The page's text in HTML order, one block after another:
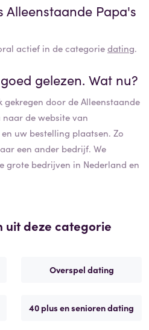
Alleenstaande Papa's
actief in de categoriedating.
gelezen. Wat nu?
gekregen door deAlleenstaande
de website van
uw bestelling plaatsen. Zo
een ander bedrijf. We
grote bedrijven in Nederland en
uit deze categorie
Overspel dating
40 plus en senioren dating